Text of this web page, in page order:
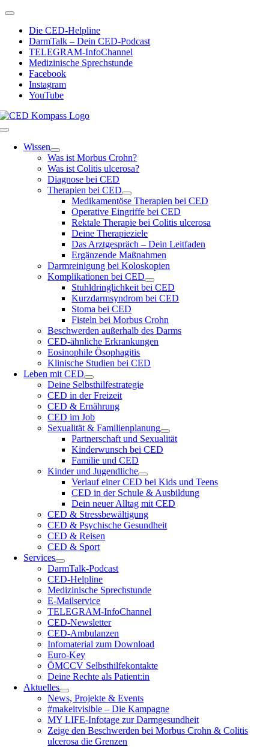
Zum
springen
Toggle
NavigationDie CED-Helpline
DarmTalk – Dein CED-Podcast
TELEGRAM-InfoChannel
Medizinische Sprechstunde
Facebook
Instagram
YouTube
Toggle
NavigationWissen
Was ist Morbus Crohn?
Was ist Colitis ulcerosa?
Diagnose bei CED
Therapien bei CED
Medikamentöse Therapien bei CED
Operative Eingriffe bei CED
Rektale Therapie bei Colitis ulcerosa
Deine Therapieziele
Das Arztgespräch – Dein Leitfaden
Ergänzende Maßnahmen
Darmreinigung bei Koloskopien
Komplikationen bei CED
Stuhldringlichkeit bei CED
Kurzdarmsyndrom bei CED
Stoma bei CED
Fisteln bei Morbus Crohn
Beschwerden außerhalb des Darms
CED-ähnliche Erkrankungen
Eosinophile Ösophagitis
Klinische Studien bei CED
Leben mit CED
Deine Selbsthilfestrategie
CED in der Freizeit
CED & Ernährung
CED im Job
Sexualität & Familienplanung
Partnerschaft und Sexualität
Kinderwunsch bei CED
Familie und CED
Kinder und Jugendliche
Verlauf einer CED bei Kids und Teens
CED in der Schule & Ausbildung
Dein neuer Alltag mit CED
CED & Stressbewältigung
CED & Psychische Gesundheit
CED & Reisen
CED & Sport
Services
DarmTalk-Podcast
CED-Helpline
Medizinische Sprechstunde
E-Mailservice
TELEGRAM-InfoChannel
CED-Newsletter
CED-Ambulanzen
Infomaterial zum Download
Euro-Key
ÖMCCV Selbsthilfekontakte
Deine Rechte als Patient:in
Aktuelles
News, Projekte & Events
#makeitvisible – Die Kampagne
MY LIFE-Infotage zur Darmgesundheit
Zeige den Beschwerden bei Morbus Crohn & Colitis
ulcerosa die Grenzen